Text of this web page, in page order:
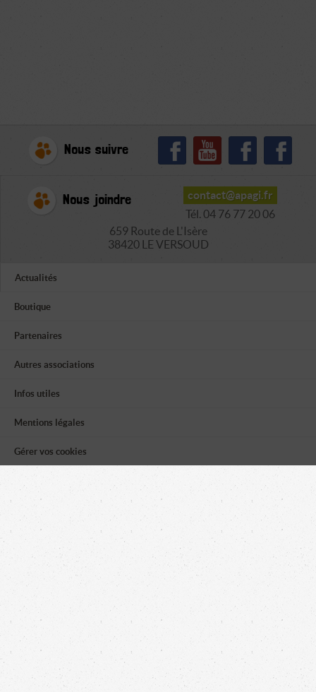
Nous suivre
Nous joindre
contact@apagi.fr
Tél. 04 76 77 20 06
659 Route de L'Isère
38420 LE VERSOUD
Actualités
Boutique
Partenaires
Autres associations
Infos utiles
Mentions légales
Gérer vos cookies